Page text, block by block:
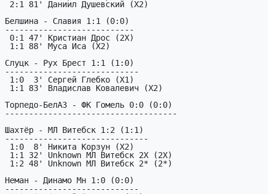
Белшина - Славия 1:1 (0:0)
---------------------------
Слуцк - Рух Брест 1:1 (1:0)
----------------------------
Торпедо-БелАЗ - ФК Гомель 0:0 (0:0)
------------------------------------
Шахтёр - МЛ Витебск 1:2 (1:1)
------------------------------
Неман - Динамо Мн 1:0 (0:0)
----------------------------